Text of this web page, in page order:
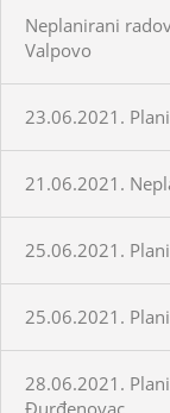
Neplanirani
Valpovo
23.06.2021.
21.06.2021.
25.06.2021.
25.06.2021.
28.06.2021.
Đurđenovac